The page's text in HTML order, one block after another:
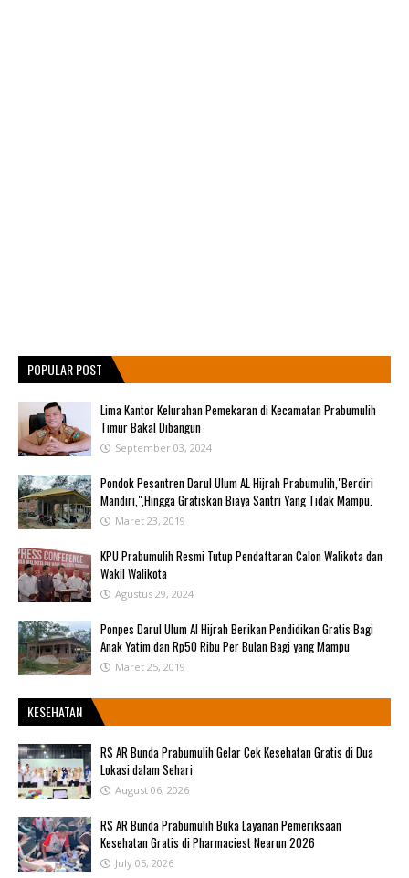
POPULAR POST
Lima Kantor Kelurahan Pemekaran di Kecamatan Prabumulih
Timur Bakal Dibangun
September 03, 2024
Pondok Pesantren Darul Ulum AL Hijrah Prabumulih,"Berdiri
Mandiri,",Hingga Gratiskan Biaya Santri Yang Tidak Mampu.
Maret 23, 2019
KPU Prabumulih Resmi Tutup Pendaftaran Calon Walikota dan
Wakil Walikota
Agustus 29, 2024
Ponpes Darul Ulum Al Hijrah Berikan Pendidikan Gratis Bagi
Anak Yatim dan Rp50 Ribu Per Bulan Bagi yang Mampu
Maret 25, 2019
KESEHATAN
RS AR Bunda Prabumulih Gelar Cek Kesehatan Gratis di Dua
Lokasi dalam Sehari
August 06, 2026
RS AR Bunda Prabumulih Buka Layanan Pemeriksaan
Kesehatan Gratis di Pharmaciest Nearun 2026
July 05, 2026